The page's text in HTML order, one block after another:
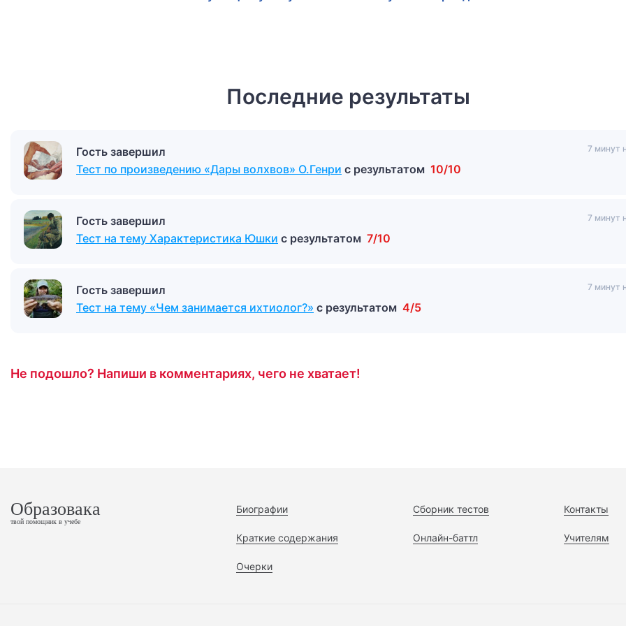
Последние результаты
Гость завершил
Тест по произведению «Дары волхвов» О.Генри с результатом 10/10
7 минут
Гость завершил
Тест на тему Характеристика Юшки с результатом 7/10
7 минут
Гость завершил
Тест на тему «Чем занимается ихтиолог?» с результатом 4/5
7 минут
Не подошло? Напиши в комментариях, чего не хватает!
Образовака
твой помощник в учебе
Биографии
Краткие содержания
Очерки
Сборник тестов
Онлайн-баттл
Контакты
Учителям